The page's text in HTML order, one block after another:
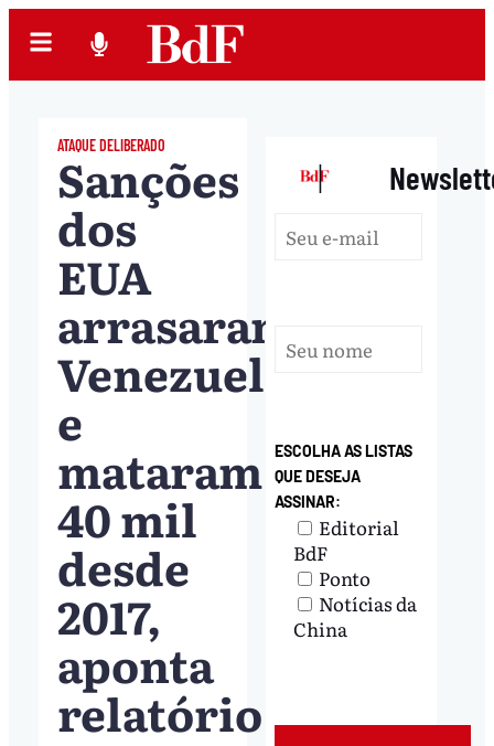
ATAQUE DELIBERADO
Sanções
dos
EUA
arrasaram
Venezuela
e
mataram
40 mil
desde
2017,
aponta
relatório
|
ESCOLHA AS LISTAS
QUE DESEJA
ASSINAR:
Editorial
BdF
Ponto
Notícias da
China